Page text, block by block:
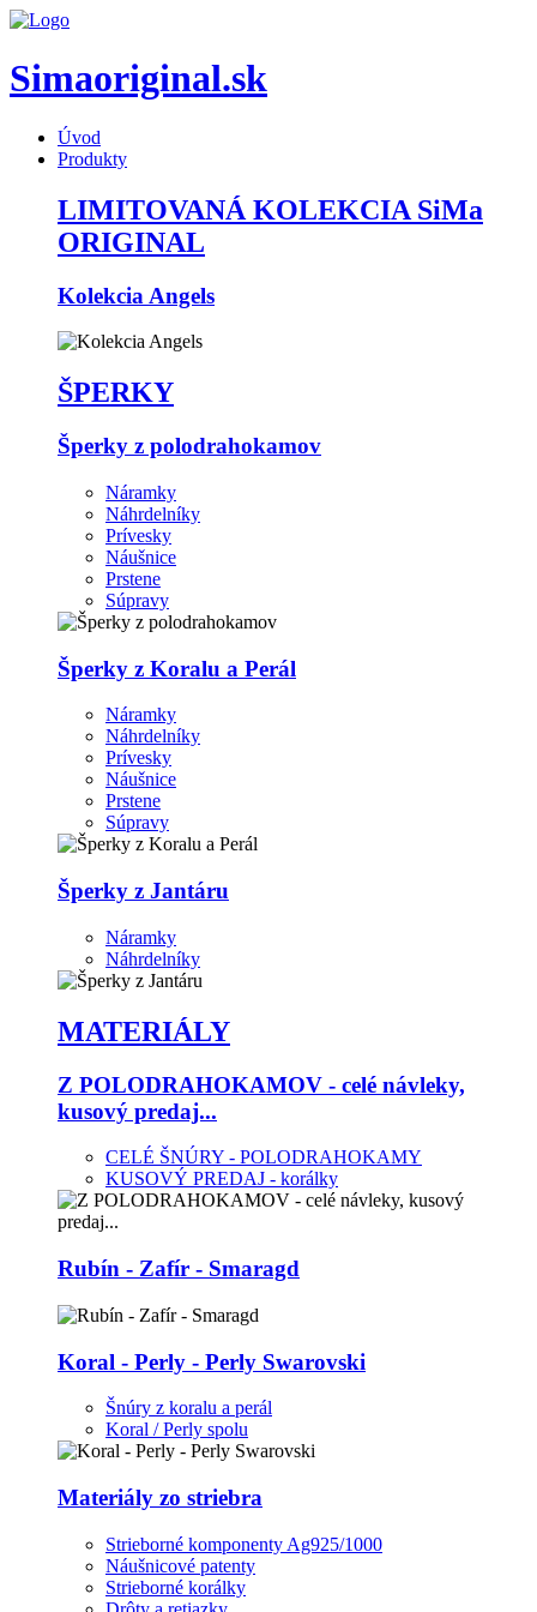
Simaoriginal.sk
Úvod
Produkty
LIMITOVANÁ KOLEKCIA SiMa
ORIGINAL
Kolekcia Angels
ŠPERKY
Šperky z polodrahokamov
Náramky
Náhrdelníky
Prívesky
Náušnice
Prstene
Súpravy
Šperky z Koralu a Perál
Náramky
Náhrdelníky
Prívesky
Náušnice
Prstene
Súpravy
Šperky z Jantáru
Náramky
Náhrdelníky
MATERIÁLY
Z POLODRAHOKAMOV - celé návleky,
kusový predaj...
CELÉ ŠNÚRY - POLODRAHOKAMY
KUSOVÝ PREDAJ - korálky
Rubín - Zafír - Smaragd
Koral - Perly - Perly Swarovski
Šnúry z koralu a perál
Koral / Perly spolu
Materiály zo striebra
Strieborné komponenty Ag925/1000
Náušnicové patenty
Strieborné korálky